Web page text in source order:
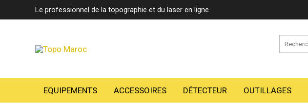
au
Le professionnel de la topographie et du laser en ligne
EQUIPEMENTS ACCESSOIRES DÉTECTEUR OUTILLAGES